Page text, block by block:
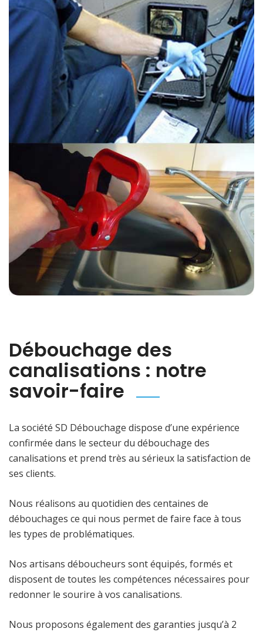
Débouchage des
canalisations : notre
savoir-faire
La société SD Débouchage dispose d’une expérience
confirmée dans le secteur du débouchage des
canalisations et prend très au sérieux la satisfaction de
ses clients.
Nous réalisons au quotidien des centaines de
débouchages ce qui nous permet de faire face à tous
les types de problématiques.
Nos artisans déboucheurs sont équipés, formés et
disposent de toutes les compétences nécessaires pour
redonner le sourire à vos canalisations.
Nous proposons également des garanties jusqu’à 2